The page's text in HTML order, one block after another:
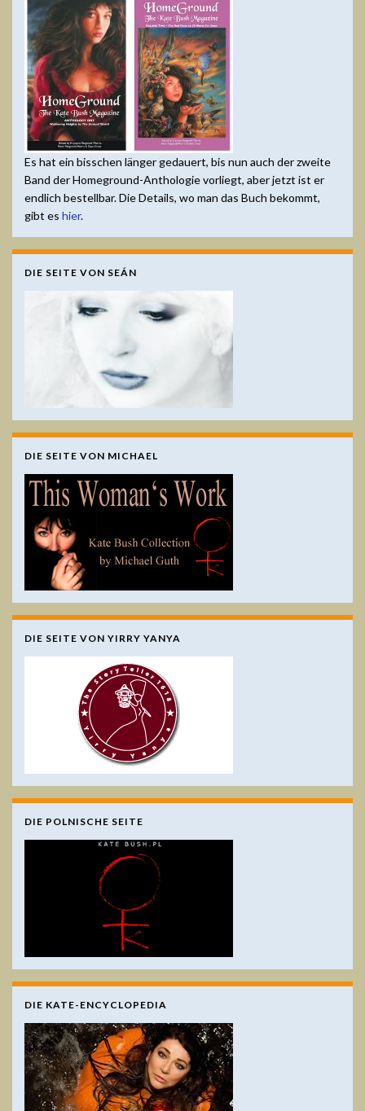
Es hat ein bisschen länger gedauert, bis nun auch der zweite
Band der Homeground-Anthologie vorliegt, aber jetzt ist er
endlich bestellbar. Die Details, wo man das Buch bekommt,
gibt es hier.
DIE SEITE VON SEÁN
DIE SEITE VON MICHAEL
DIE SEITE VON YIRRY YANYA
DIE POLNISCHE SEITE
DIE KATE-ENCYCLOPEDIA